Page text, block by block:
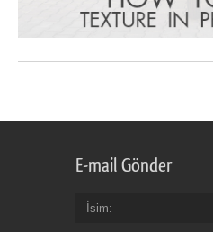
E-mail Gönder
İsim